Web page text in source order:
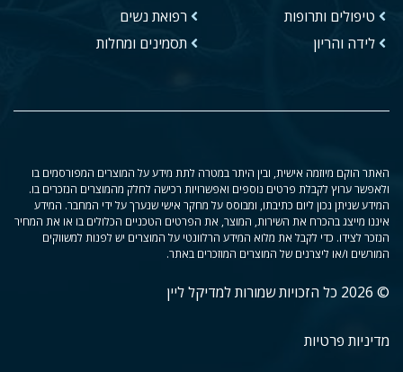
טיפולים ותרופות
לידה והריון
רפואת נשים
תסמינים ומחלות
האתר הוקם מיוזמה אישית, ובין היתר במטרה לתת מידע על המוצרים המפורסמים בו
ולאפשר ערוץ לקבלת פרטים נוספים ואפשרויות רכישה לחלק מהמוצרים הנזכרים בו.
המידע שניתן נכון ליום כתיבתו, ומבוסס על מחקר אישי שנערך על ידי המחבר. המידע
איננו מייצג בהכרח את השירות, המוצר, את הפרטים הטכניים הכלולים בו או את המחיר
הנזכר לצידו. כדי לקבל את מלוא המידע הרלוונטי על המוצרים יש לפנות למשווקים
המורשים ו/או ליצרנים של המוצרים המוזכרים באתר.
© 2026 כל הזכויות שמורות למדיקל ליין
מדיניות פרטיות